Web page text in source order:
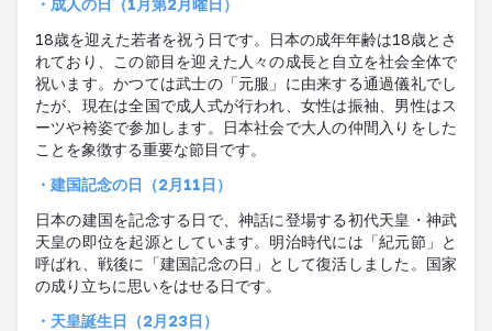
・成人の日（1 月第2月曜日）
18歳を迎えた若者を祝う日です。日本の成年年齢は18歳とさ
れており、この節目を迎えた人々の成長と自立を社会全体で
祝います。かつては武士の「元服」に由来する通過儀礼でし
たが、現在は全国で成人式が行われ、女性は振袖、男性はス
ーツや袴姿で参加します。日本社会で大人の仲間入りをした
ことを象徴する重要な節目です。
・建国記念の日（2月11日）
日本の建国を記念する日で、神話に登場する初代天皇・神武
天皇の即位を起源としています。明治時代には「紀元節」と
呼ばれ、戦後に「建国記念の日」として復活しました。国家
の成り立ちに思いをはせる日です。
・天皇誕生日（2月23日）